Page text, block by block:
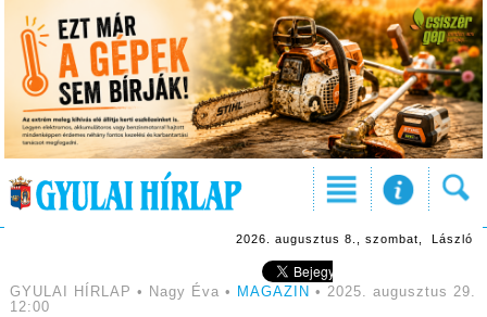
2026. augusztus 8., szombat, László
GYULAI HÍRLAP • Nagy Éva • MAGAZIN • 2025. augusztus 29.
12:00